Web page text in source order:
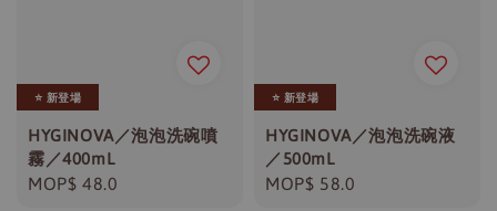
⭐️ 新登場
HYGINOVA／泡泡洗碗噴
霧／400mL
Regular
MOP$ 48.0
⭐️ 新登場
HYGINOVA／泡泡洗碗液
／500mL
Regular
MOP$ 58.0